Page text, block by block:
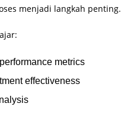
menjadi langkah penting.
metrics
effectiveness